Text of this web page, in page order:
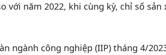
với năm 2022, khi cùng kỳ, chỉ số
ngành công nghiệp (IIP) tháng 4/